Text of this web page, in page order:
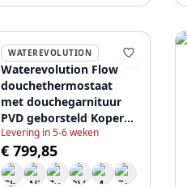
WATEREVOLUTION
Waterevolution Flow
douchethermostaat
met douchegarnituur
PVD geborsteld Koper
T140TCPE
Levering in 5-6 weken
€ 799,85